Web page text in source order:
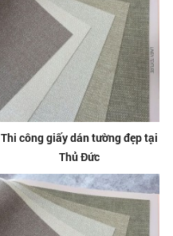
Thi công giấy dán tường đẹp tại
Thủ Đức